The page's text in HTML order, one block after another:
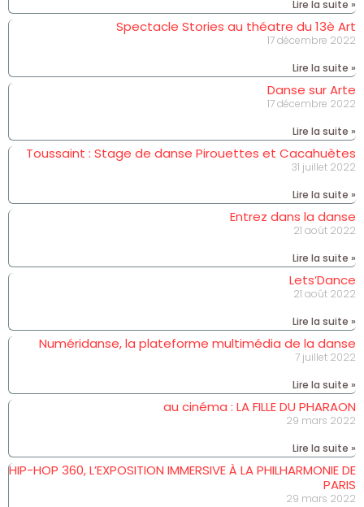
Lire la suite »
Spectacle Stories au théatre du 13è Art
17 décembre 2022
Lire la suite »
Danse sur Arte
17 décembre 2022
Lire la suite »
Toussaint : Stage de danse Pirouettes et Cacahuètes
31 juillet 2022
Lire la suite »
Entrez dans la danse
21 août 2022
Lire la suite »
Lets’Dance
21 août 2022
Lire la suite »
Numéridanse, la plateforme multimédia de la danse
7 juillet 2022
Lire la suite »
au cinéma : LA FILLE DU PHARAON
29 mars 2022
Lire la suite »
HIP-HOP 360, L’EXPOSITION IMMERSIVE À LA PHILHARMONIE DE
PARIS
29 mars 2022